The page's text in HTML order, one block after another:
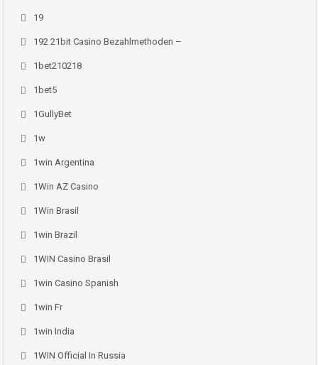
19
192 21bit Casino Bezahlmethoden –
1bet210218
1bet5
1GullyBet
1w
1win Argentina
1Win AZ Casino
1Win Brasil
1win Brazil
1WIN Casino Brasil
1win Casino Spanish
1win Fr
1win India
1WIN Official In Russia